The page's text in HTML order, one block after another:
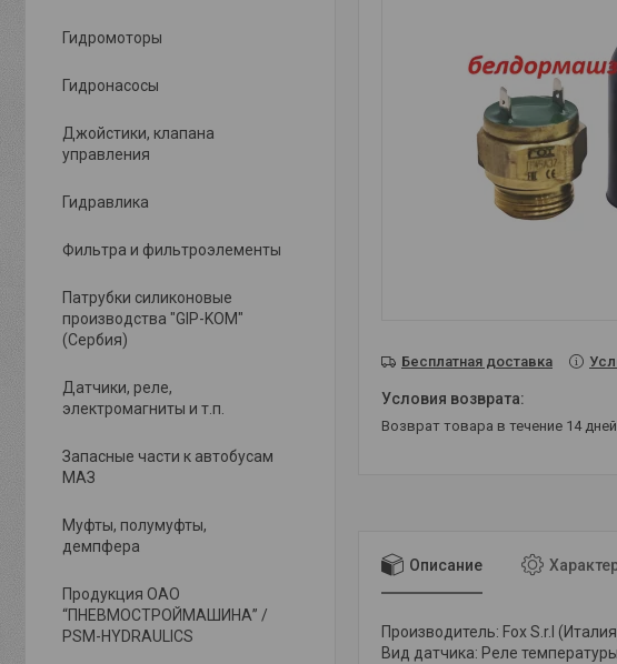
Бесплатная доставка
возврат товара в течение 14 дней
Описание
Производитель: Fox S.r.l
Вид датчика: Реле температуры
Гидромоторы
Гидронасосы
Джойстики, клапана
управления
Гидравлика
Фильтра и фильтроэлементы
Патрубки силиконовые
производства "GIP-KOM"
(Сербия)
Датчики, реле,
электромагниты и т.п.
Запасные части к автобусам
МАЗ
Муфты, полумуфты,
демпфера
Продукция ОАО
“ПНЕВМОСТРОЙМАШИНА” /
PSM-HYDRAULICS